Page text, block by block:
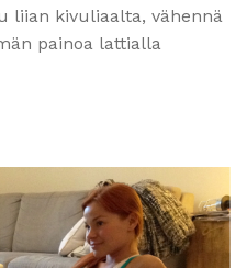
liian kivuliaalta, vähennä
painoa lattialla